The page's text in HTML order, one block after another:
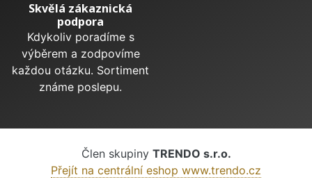
Skvělá zákaznická
podpora
Kdykoliv poradíme s
výběrem a zodpovíme
každou otázku. Sortiment
známe poslepu.
Člen skupiny TRENDO s.r.o.
Přejít na centrální eshop www.trendo.cz